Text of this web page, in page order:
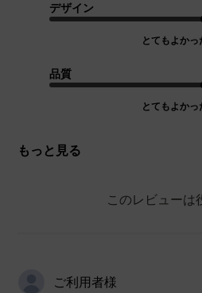
デザイン
とてもよかっ
品質
とてもよかっ
もっと見る
このレビューは
ご利用者様